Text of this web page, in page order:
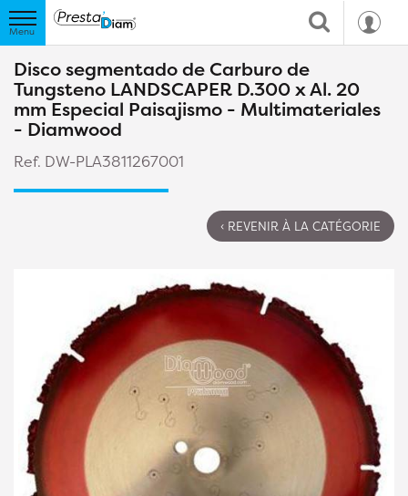
Disco segmentado de Carburo de
Tungsteno LANDSCAPER D.300 x Al. 20
mm Especial Paisajismo - Multimateriales
- Diamwood
Ref. DW-PLA3811267001
‹ REVENIR À LA CATÉGORIE